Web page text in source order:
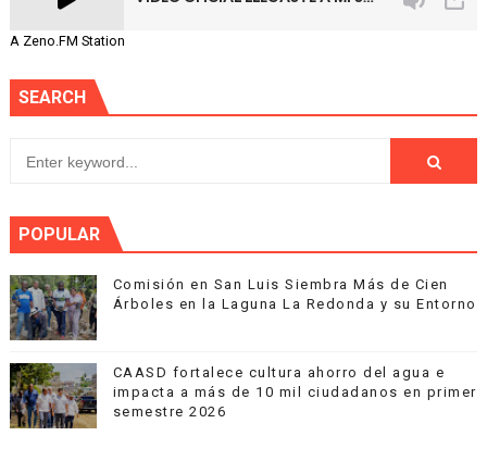
A Zeno.FM Station
SEARCH
POPULAR
Comisión en San Luis Siembra Más de Cien
Árboles en la Laguna La Redonda y su Entorno
CAASD fortalece cultura ahorro del agua e
impacta a más de 10 mil ciudadanos en primer
semestre 2026